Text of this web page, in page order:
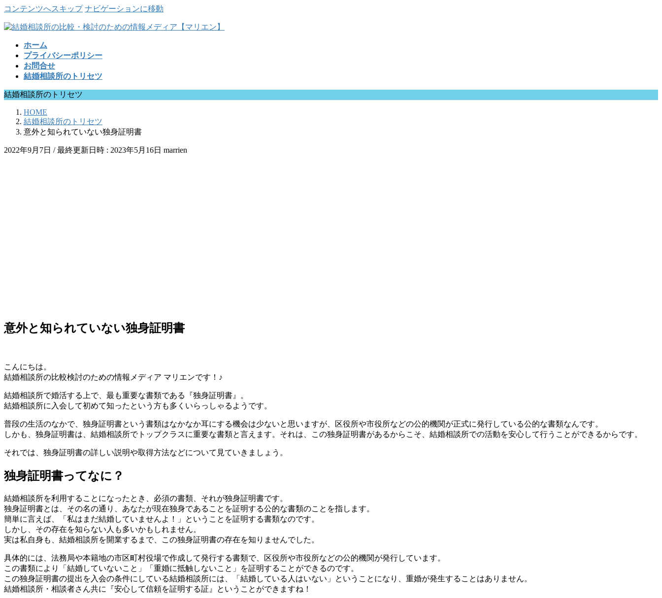
コンテンツへスキップ ナビゲーションに移動
ホーム
プライバシーポリシー
お問合せ
結婚相談所のトリセツ
結婚相談所のトリセツ
HOME
結婚相談所のトリセツ
意外と知られていない独身証明書
2022年9月7日 / 最終更新日時 : 2023年5月16日 marrien
意外と知られていない独身証明書
こんにちは。
結婚相談所の比較検討のための情報メディア マリエンです！♪
結婚相談所で婚活する上で、最も重要な書類である『独身証明書』。
結婚相談所に入会して初めて知ったという方も多くいらっしゃるようです。
普段の生活のなかで、独身証明書という書類はなかなか耳にする機会は少ないと思いますが、区役所や市役所などの公的機関が正式に発行している公的な書類なんです。
しかも、独身証明書は、結婚相談所でトップクラスに重要な書類と言えます。それは、この独身証明書があるからこそ、結婚相談所での活動を安心して行うことができるからです。
それでは、独身証明書の詳しい説明や取得方法などについて見ていきましょう。
独身証明書ってなに？
結婚相談所を利用することになったとき、必須の書類、それが独身証明書です。
独身証明書とは、その名の通り、あなたが現在独身であることを証明する公的な書類のことを指します。
簡単に言えば、「私はまだ結婚していませんよ！」ということを証明する書類なのです。
しかし、その存在を知らない人も多いかもしれません。
実は私自身も、結婚相談所を開業するまで、この独身証明書の存在を知りませんでした。
具体的には、法務局や本籍地の市区町村役場で作成して発行する書類で、区役所や市役所などの公的機関が発行しています。
この書類により「結婚していないこと」「重婚に抵触しないこと」を証明することができるのです。
この独身証明書の提出を入会の条件にしている結婚相談所には、「結婚している人はいない」ということになり、重婚が発生することはありません。
結婚相談所・相談者さん共に『安心して信頼を証明する証』ということができますね！